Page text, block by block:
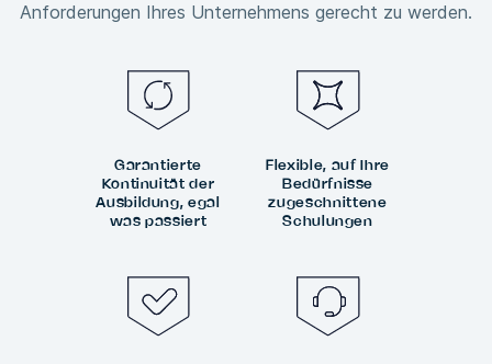
Anforderungen Ihres Unternehmens gerecht zu werden.
Garantierte
Kontinuität der
Ausbildung, egal
was passiert
Flexible, auf Ihre
Bedürfnisse
zugeschnittene
Schulungen